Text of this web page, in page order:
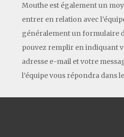
Mouthe est également un
entrer en relation avec
généralement un formulaire
pouvez remplir en indiquant
adresse e-mail et votre
l’équipe vous répondra dans